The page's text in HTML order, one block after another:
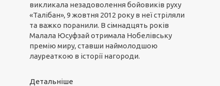
викликала незадоволення бойовиків руху
«Талібан», 9 жовтня 2012 року в неї стріляли
та важко поранили. В сімнадцять років
Малала Юсуфзай отримала Нобелівську
премію миру, ставши наймолодшою
лауреаткою в історії нагороди.
Детальніше